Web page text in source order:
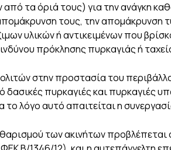
από τα όριά τους) για την ανάγκη
τους, την απομάκρυνση
υλικών ή αντικειμένων που
πρόκλησης πυρκαγιάς ή
στην προστασία του
δασικές πυρκαγιές και πυρκαγιές
το λόγο αυτό απαιτείται η
των ακινήτων προβλέπεται